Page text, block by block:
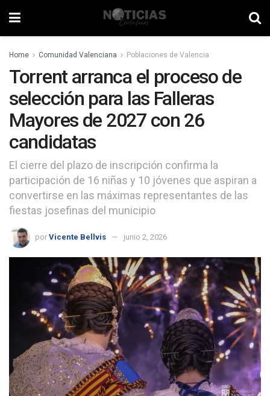
Home Comunidad Valenciana Poblaciones de Valencia
Torrent arranca el proceso de
selección para las Falleras
Mayores de 2027 con 26
candidatas
El cierre del plazo de inscripción confirma la
participación de 16 niñas y 10 jóvenes que aspiran a
convertirse en las máximas representantes de las
fiestas josefinas del municipio
por Vicente Bellvis junio 2, 2026